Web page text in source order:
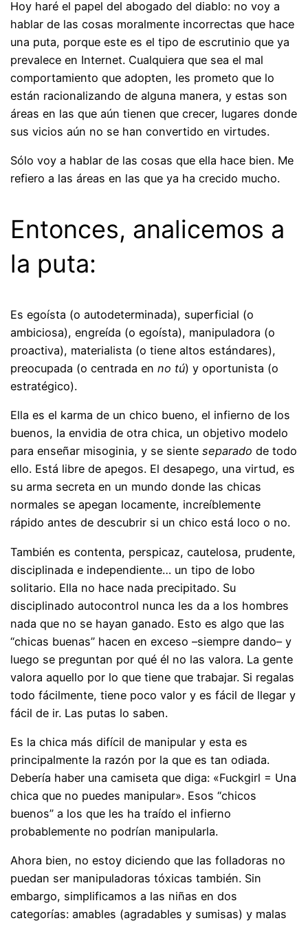
Hoy haré el papel del abogado del diablo: no voy a
hablar de las cosas moralmente incorrectas que hace
una puta, porque este es el tipo de escrutinio que ya
prevalece en Internet. Cualquiera que sea el mal
comportamiento que adopten, les prometo que lo
están racionalizando de alguna manera, y estas son
áreas en las que aún tienen que crecer, lugares donde
sus vicios aún no se han convertido en virtudes.
Sólo voy a hablar de las cosas que ella hace bien. Me
refiero a las áreas en las que ya ha crecido mucho.
Entonces, analicemos a
la puta:
Es egoísta (o autodeterminada), superficial (o
ambiciosa), engreída (o egoísta), manipuladora (o
proactiva), materialista (o tiene altos estándares),
preocupada (o centrada enno tú) y oportunista (o
estratégico).
Ella es el karma de un chico bueno, el infierno de los
buenos, la envidia de otra chica, un objetivo modelo
para enseñar misoginia, y se sienteseparado de todo
ello. Está libre de apegos. El desapego, una virtud, es
su arma secreta en un mundo donde las chicas
normales se apegan locamente, increíblemente
rápido antes de descubrir si un chico está loco o no.
También es contenta, perspicaz, cautelosa, prudente,
disciplinada e independiente… un tipo de lobo
solitario. Ella no hace nada precipitado. Su
disciplinado autocontrol nunca les da a los hombres
nada que no se hayan ganado. Esto es algo que las
“chicas buenas” hacen en exceso –siempre dando– y
luego se preguntan por qué él no las valora. La gente
valora aquello por lo que tiene que trabajar. Si regalas
todo fácilmente, tiene poco valor y es fácil de llegar y
fácil de ir. Las putas lo saben.
Es la chica más difícil de manipular y esta es
principalmente la razón por la que es tan odiada.
Debería haber una camiseta que diga: «Fuckgirl = Una
chica que no puedes manipular». Esos “chicos
buenos” a los que les ha traído el infierno
probablemente no podrían manipularla.
Ahora bien, no estoy diciendo que las folladoras no
puedan ser manipuladoras tóxicas también. Sin
embargo, simplificamos a las niñas en dos
categorías: amables (agradables y sumisas) y malas